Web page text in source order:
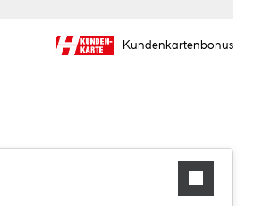
Kundenkartenbonus